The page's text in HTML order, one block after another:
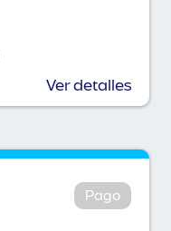
Ver detalles
Pago